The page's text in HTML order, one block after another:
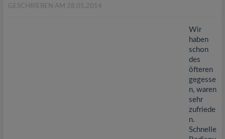
GESCHRIEBEN AM 28.05.2014
Wir
haben
schon
des
öfteren
gegesse
n, waren
sehr
zufriede
n.
Schnelle